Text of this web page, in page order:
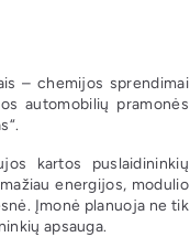
– chemijos sprendimai
automobilių pramonės
kartos puslaidininkių
energijos, modulio
Įmonė planuoja ne tik
apsauga.